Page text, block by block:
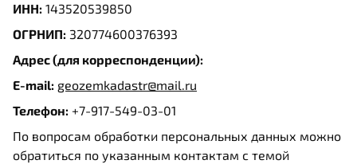
ИНН: 143520539850
ОГРНИП: 320774600376393
Адрес (для корреспонденции):
E-mail: geozemkadastr@mail.ru
Телефон: +7-917-549-03-01
По вопросам обработки персональных данных можно
обратиться по указанным контактам с темой